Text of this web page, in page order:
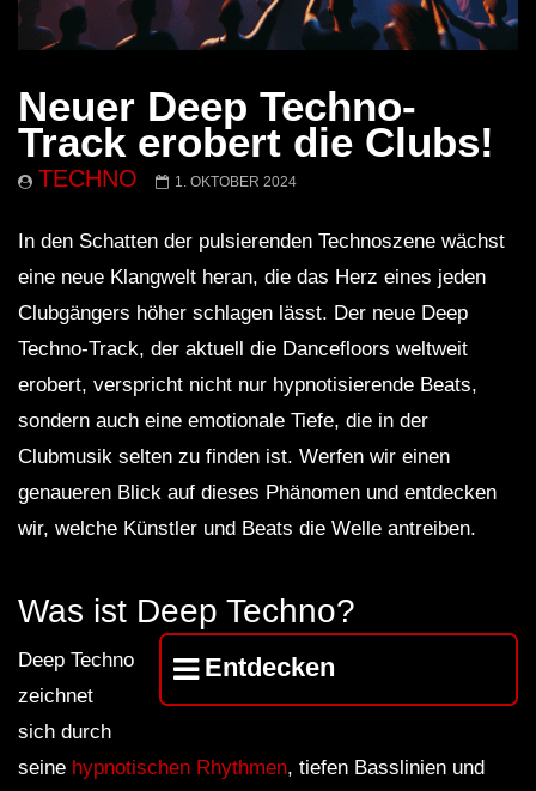
Neuer Deep Techno-
Track erobert die Clubs!
TECHNO 1. OKTOBER 2024
In den Schatten der pulsierenden Technoszene wächst
eine neue Klangwelt heran, die das Herz eines jeden
Clubgängers höher schlagen lässt. Der neue Deep
Techno-Track, der aktuell die Dancefloors weltweit
erobert, verspricht nicht nur hypnotisierende Beats,
sondern auch eine emotionale Tiefe, die in der
Clubmusik selten zu finden ist. Werfen wir einen
genaueren Blick auf dieses Phänomen und entdecken
wir, welche Künstler und Beats die Welle antreiben.
Was ist Deep Techno?
Entdecken
Deep Techno
zeichnet
sich durch
seine hypnotischen Rhythmen, tiefen Basslinien und